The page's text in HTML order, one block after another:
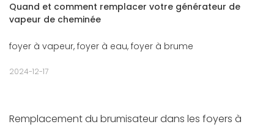
Quand et comment remplacer votre générateur de
vapeur de cheminée
foyer à vapeur, foyer à eau, foyer à brume
2024-12-17
Remplacement du brumisateur dans les foyers à